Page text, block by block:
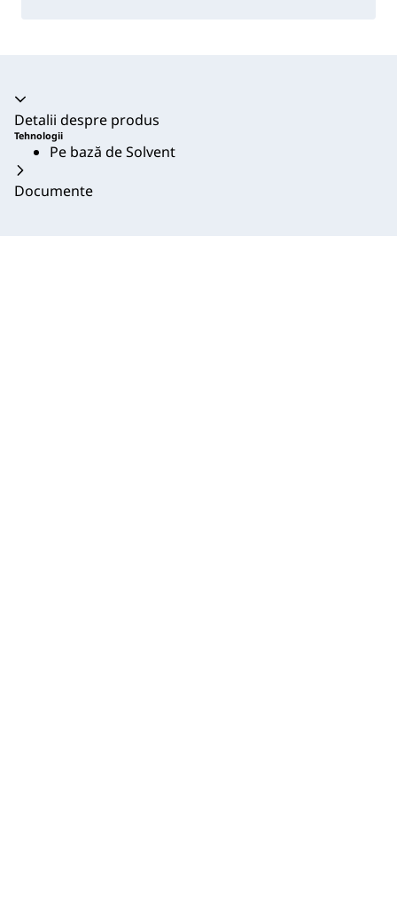
Acordeon prăbușit
Detalii despre produs
Tehnologii
Pe bază de Solvent
Documente